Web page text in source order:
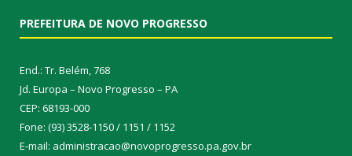
PREFEITURA DE NOVO PROGRESSO
End.: Tr. Belém, 768
Jd. Europa – Novo Progresso – PA
CEP: 68193-000
Fone: (93) 3528-1150 / 1151 / 1152
E-mail: administracao@novoprogresso.pa.gov.br